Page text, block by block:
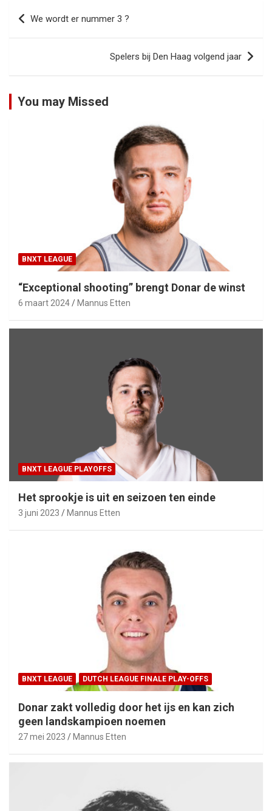
Bericht
navigatie
We wordt er nummer 3 ?
Spelers bij Den Haag volgend jaar
You may Missed
BNXT LEAGUE
“Exceptional shooting” brengt Donar de winst
6 maart 2024 Mannus Etten
BNXT LEAGUE PLAYOFFS
Het sprookje is uit en seizoen ten einde
3 juni 2023 Mannus Etten
BNXT LEAGUE DUTCH LEAGUE FINALE PLAY-OFFS
Donar zakt volledig door het ijs en kan zich
geen landskampioen noemen
27 mei 2023 Mannus Etten